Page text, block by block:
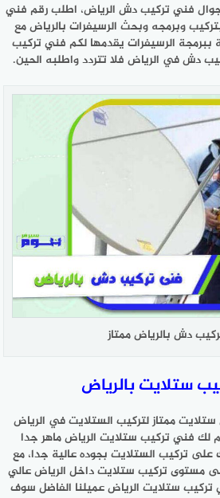
جوال فني تركيب دش الرياض، اطلب رقم فني
وبرمجه وبحث الرسيفرات بالرياض مع
ببرمجة الرسيفرات يقدمها لكم فني تركيب
دش في الرياض فلا تتردد واطلبه الحين.
دش بالرياض ممتاز
ستلايت بالرياض
ممتاز لتركيب الستلايت في الرياض
لك فني تركيب ستلايت الرياض ماهر جدا
تركيب الستلايت بجوده عالية جدا، مع
مستوى تركيب ستلايت داخل الرياض عالي
تركيب ستلايت الرياض عميلنا الفاضل سوف